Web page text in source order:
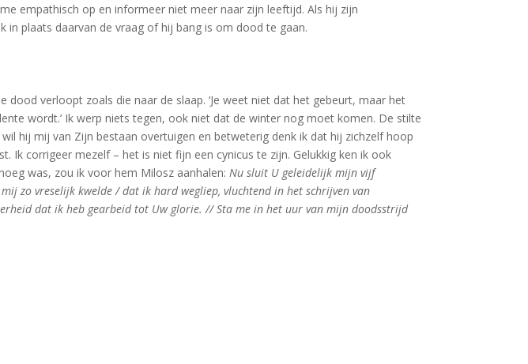
empathisch op en informeer niet meer naar zijn leeftijd. Als hij zijn
plaats daarvan de vraag of hij bang is om dood te gaan.
verloopt zoals die naar de slaap. ‘Je weet niet dat het gebeurt, maar het
wordt.’ Ik werp niets tegen, ook niet dat de winter nog moet komen. De stilte
hij mij van Zijn bestaan overtuigen en betweterig denk ik dat hij zichzelf hoop
Ik corrigeer mezelf – het is niet fijn een cynicus te zijn. Gelukkig ken ik ook
was, zou ik voor hem Milosz aanhalen:Nu sluit U geleidelijk mijn vijf
zo vreselijk kwelde / dat ik hard wegliep, vluchtend in het schrijven van
dat ik heb gearbeid tot Uw glorie. // Sta me in het uur van mijn doodsstrijd